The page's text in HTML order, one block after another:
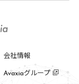
会社情報
Avaxiaグループ